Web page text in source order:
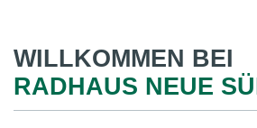
WILLKOMMEN BEI
RADHAUS NEUE